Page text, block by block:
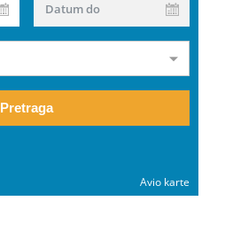
Datum do
Pretraga
Avio karte